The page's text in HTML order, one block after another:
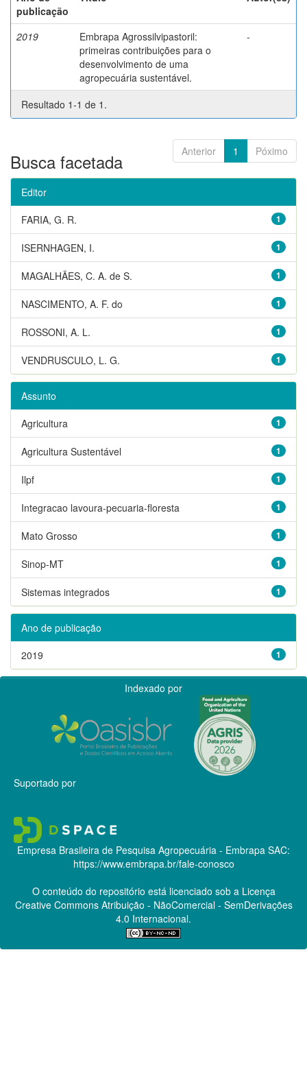
publicação
2019
Embrapa Agrossilvipastoril:
primeiras contribuições para o
desenvolvimento de uma
agropecuária sustentável.
-
Resultado 1-1 de 1.
Anterior 1 Póximo
Busca facetada
Editor
1
FARIA, G. R.
1
ISERNHAGEN, I.
1
MAGALHÃES, C. A. de S.
1
NASCIMENTO, A. F. do
1
ROSSONI, A. L.
1
VENDRUSCULO, L. G.
Assunto
1
Agricultura
1
Agricultura Sustentável
1
Ilpf
1
Integracao lavoura-pecuaria-floresta
1
Mato Grosso
1
Sinop-MT
1
Sistemas integrados
Ano de publicação
1
2019
Indexado por
Suportado por
Empresa Brasileira de Pesquisa Agropecuária - Embrapa SAC:
https://www.embrapa.br/fale-conosco
O conteúdo do repositório está licenciado sob a Licença
Creative CommonsAtribuição - NãoComercial - SemDerivações
4.0 Internacional.